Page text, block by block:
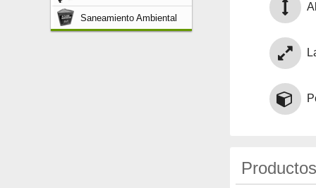
Saneamiento Ambiental